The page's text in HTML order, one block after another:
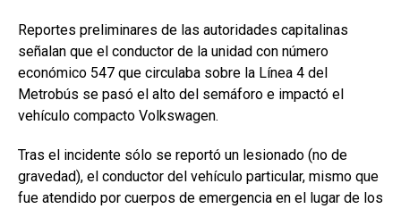
Reportes preliminares de las autoridades capitalinas
señalan que el conductor de la unidad con número
económico 547 que circulaba sobre la Línea 4 del
Metrobús se pasó el alto del semáforo e impactó el
vehículo compacto Volkswagen.
Tras el incidente sólo se reportó un lesionado (no de
gravedad), el conductor del vehículo particular, mismo que
fue atendido por cuerpos de emergencia en el lugar de los